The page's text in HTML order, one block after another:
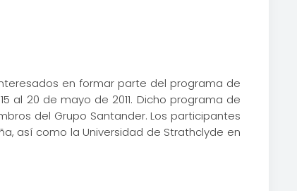
en formar parte del programa de
al 20 de mayo de 2011. Dicho programa de
del Grupo Santander. Los participantes
así como la Universidad de Strathclyde en